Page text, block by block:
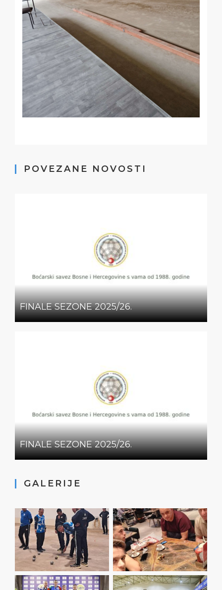
POVEZANE NOVOSTI
FINALE SEZONE 2025/26.
FINALE SEZONE 2025/26.
GALERIJE